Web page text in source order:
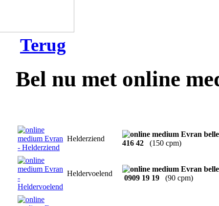
Terug
Bel nu met online
Helderziend
416 42 (150 cpm)
Heldervoelend
0909 19 19 (90 cpm)